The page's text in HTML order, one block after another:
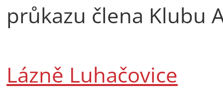
průkazu člena Klubu
Lázně Luhačovice